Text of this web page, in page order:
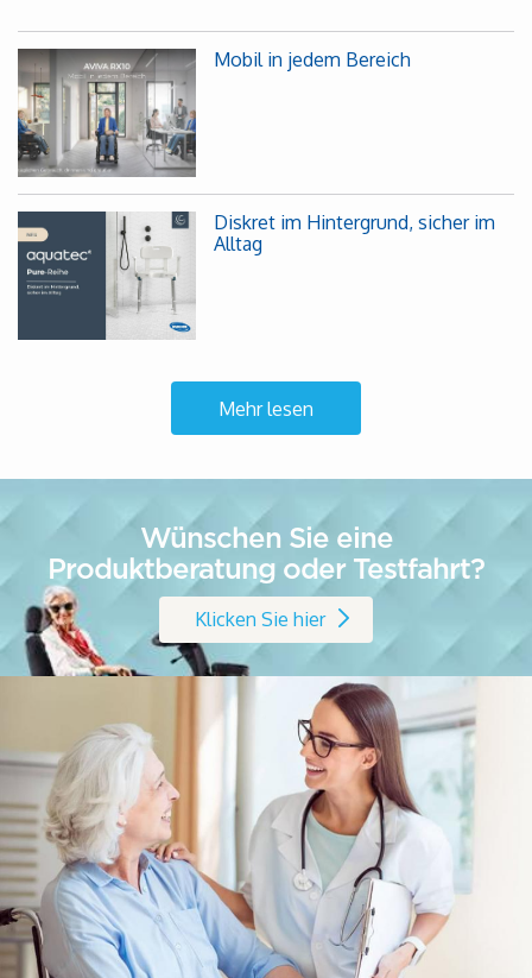
Mobil in jedem Bereich
Diskret im Hintergrund, sicher im
Alltag
Mehr lesen
Wünschen Sie eine
Produktberatung oder Testfahrt?
Klicken Sie hier